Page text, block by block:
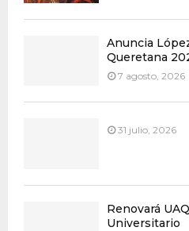
Anuncia
Queretana
7 agosto, 2026
31 julio, 2026
Renovará
Universitario